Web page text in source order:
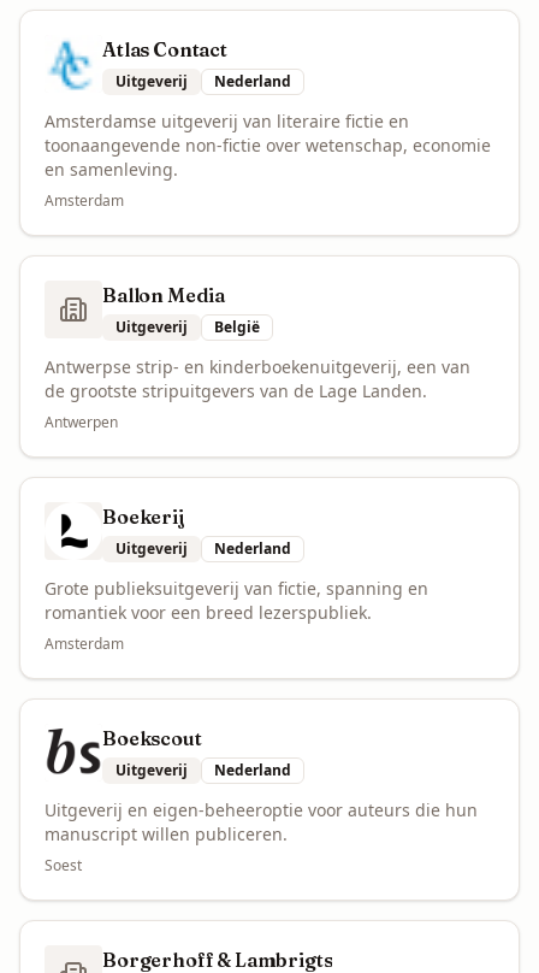
Atlas Contact
Uitgeverij Nederland
Amsterdamse uitgeverij van literaire fictie en
toonaangevende non-fictie over wetenschap, economie
en samenleving.
Amsterdam
Ballon Media
Uitgeverij België
Antwerpse strip- en kinderboekenuitgeverij, een van
de grootste stripuitgevers van de Lage Landen.
Antwerpen
Boekerij
Uitgeverij Nederland
Grote publieksuitgeverij van fictie, spanning en
romantiek voor een breed lezerspubliek.
Amsterdam
Boekscout
Uitgeverij Nederland
Uitgeverij en eigen-beheeroptie voor auteurs die hun
manuscript willen publiceren.
Soest
Borgerhoff & Lambrigts